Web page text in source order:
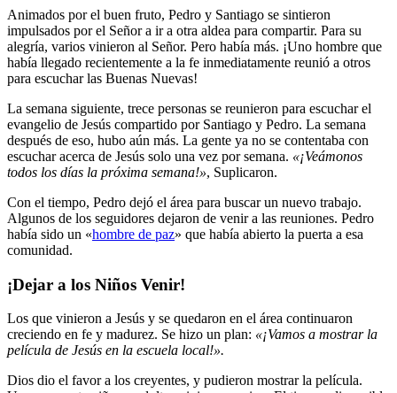
Animados por el buen fruto, Pedro y Santiago se sintieron
impulsados ​​por el Señor a ir a otra aldea para compartir. Para su
alegría, varios vinieron al Señor. Pero había más. ¡Uno hombre que
había llegado recientemente a la fe inmediatamente reunió a otros
para escuchar las Buenas Nuevas!
La semana siguiente, trece personas se reunieron para escuchar el
evangelio de Jesús compartido por Santiago y Pedro. La semana
después de eso, hubo aún más. La gente ya no se contentaba con
escuchar acerca de Jesús solo una vez por semana. «¡Veámonos
todos los días la próxima semana!», Suplicaron.
Con el tiempo, Pedro dejó el área para buscar un nuevo trabajo.
Algunos de los seguidores dejaron de venir a las reuniones. Pedro
había sido un «hombre de paz» que había abierto la puerta a esa
comunidad.
¡Dejar a los Niños Venir!
Los que vinieron a Jesús y se quedaron en el área continuaron
creciendo en fe y madurez. Se hizo un plan: «¡Vamos a mostrar la
película de Jesús en la escuela local!».
Dios dio el favor a los creyentes, y pudieron mostrar la película.